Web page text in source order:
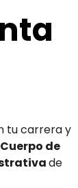
tu carrera y
de
de